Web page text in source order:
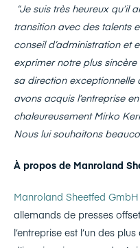
“Je suis très heureux qu’il
transition avec des talents
conseil d’administration et
exprimer notre plus
sa direction
avons acquis l’entreprise
chaleureusement Mirko
Nous lui souhaitons
À propos de Manroland
Manroland Sheetfed GmbH
allemands de presses
l’entreprise est l’un des